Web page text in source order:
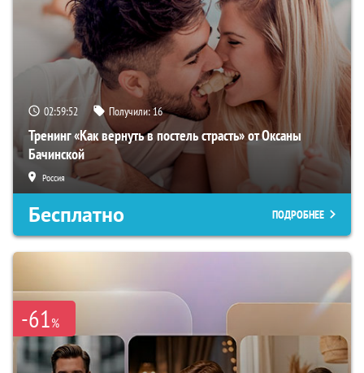
02:59:51 Получили:16
Тренинг «Как вернуть в постель страсть» от Оксаны
Бачинской
Россия
Бесплатно ПОДРОБНЕЕ
-61%